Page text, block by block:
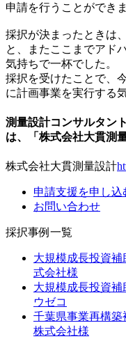
申請を行うことができ
採択が決まったときは
と、またここまでアド
気持ちで一杯でした。
採択を受けたことで、
に計画事業を実行する
測量設計コンサルタン
は、「株式会社大貫測
株式会社大貫測量設計
申請支援を申し込
お問い合わせ
採択事例一覧
大規模成長投資
式会社様
大規模成長投資
ウゼコ
千葉県事業再構
株式会社様